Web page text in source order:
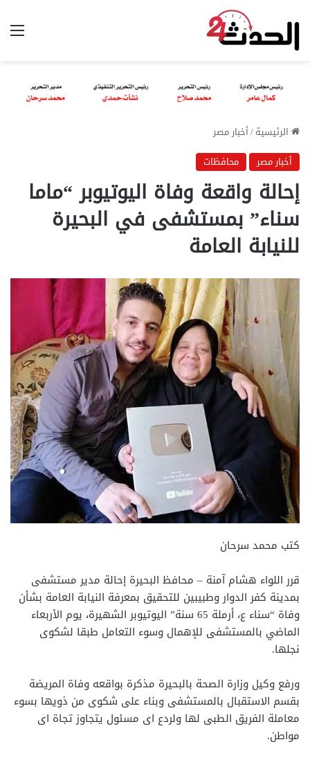
الرئيسية/أخبار مصر
أخبار مصر
محافظات
إحالة واقعة وفاة اليوتيوبر “ماما
سناء” بمستشفى في البحيرة
للنيابة العامة
كتب محمد سرحان
قرر اللواء هشام آمنة – محافظ البحيرة إحالة مدير مستشفى
بمدينة كفر الدوار وطبيبين للتحقيق بمعرفة النيابة العامة بشأن
وفاة “سناء ع، أرملة 65 سنة” اليوتيوبر الشهيرة، يوم الأربعاء
الماضي بالمستشفى للإهمال وسوء التعامل طبقا لشكوى
نجلها.
ورفع وكيل وزارة الصحة بالبحيرة مذكرة بواقعه وفاة المريضة
بقسم الاستقبال بالمستشفى وبناء على شكوى من ذويها بسوء
معاملة الفريق الطبى لها ولردع اى مسئول يتجاوز تجاة اى
مواطن.